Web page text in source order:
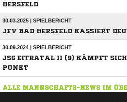
HERSFELD
30.03.2025 | SPIELBERICHT
JFV BAD HERSFELD KASSIERT
30.09.2024 | SPIELBERICHT
JSG EITRATAL II (9) KÄMPFT
PUNKT
ALLE MANNSCHAFTS-NEWS IM